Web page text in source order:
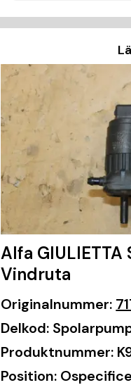
Alfa
Vindruta
Originalnummer:
Delkod:
Produktnummer:
Position: